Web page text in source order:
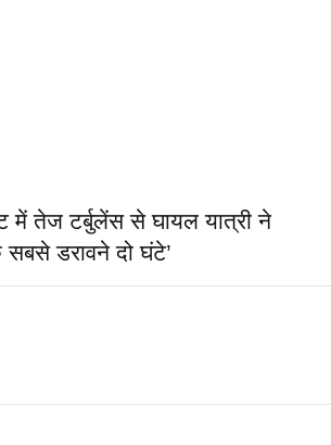
में तेज टर्बुलेंस से घायल यात्री ने
सबसे डरावने दो घंटे’